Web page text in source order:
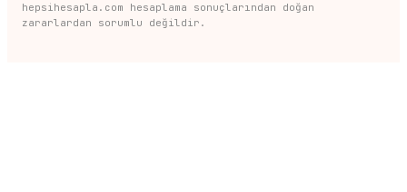
hepsihesapla.com hesaplama sonuçlarından doğan
zararlardan sorumlu değildir.